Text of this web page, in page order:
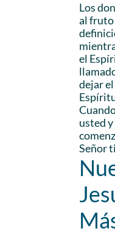
Los
al fruto
el
dejar
usted
Señor